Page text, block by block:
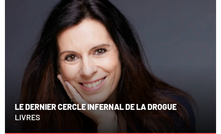
LE DERNIER CERCLE INFERNAL DE LA DROGUE
LIVRES